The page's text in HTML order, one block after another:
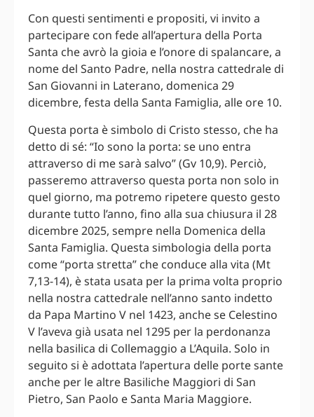
Con questi sentimenti e propositi, vi invito a
partecipare con fede all’apertura della Porta
Santa che avrò la gioia e l’onore di spalancare, a
nome del Santo Padre, nella nostra cattedrale di
San Giovanni in Laterano, domenica 29
dicembre, festa della Santa Famiglia, alle ore 10.
Questa porta è simbolo di Cristo stesso, che ha
detto di sé: “Io sono la porta: se uno entra
attraverso di me sarà salvo” (Gv 10,9). Perciò,
passeremo attraverso questa porta non solo in
quel giorno, ma potremo ripetere questo gesto
durante tutto l’anno, fino alla sua chiusura il 28
dicembre 2025, sempre nella Domenica della
Santa Famiglia. Questa simbologia della porta
come “porta stretta” che conduce alla vita (Mt
7,13-14), è stata usata per la prima volta proprio
nella nostra cattedrale nell’anno santo indetto
da Papa Martino V nel 1423, anche se Celestino
V l’aveva già usata nel 1295 per la perdonanza
nella basilica di Collemaggio a L’Aquila. Solo in
seguito si è adottata l’apertura delle porte sante
anche per le altre Basiliche Maggiori di San
Pietro, San Paolo e Santa Maria Maggiore.